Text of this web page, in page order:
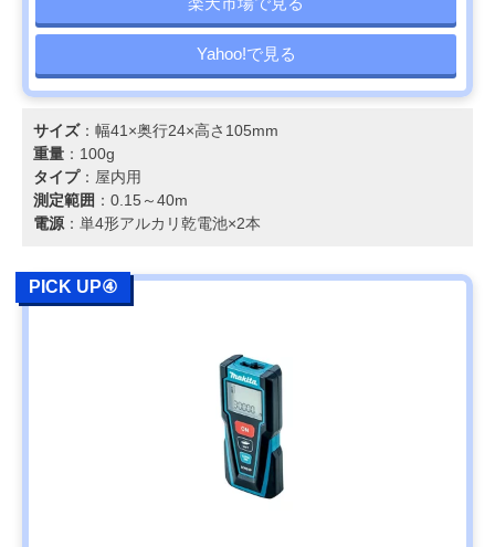
Yahoo!で見る
サイズ：幅41×奥行24×高さ105mm
重量 ：100g
タイプ：屋内用
測定範囲 ：0.15～40m
電源：単4形アルカリ乾電池×2本
PICK UP④